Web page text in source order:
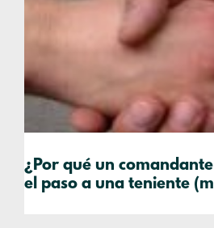
¿Por qué un
el paso a una teniente